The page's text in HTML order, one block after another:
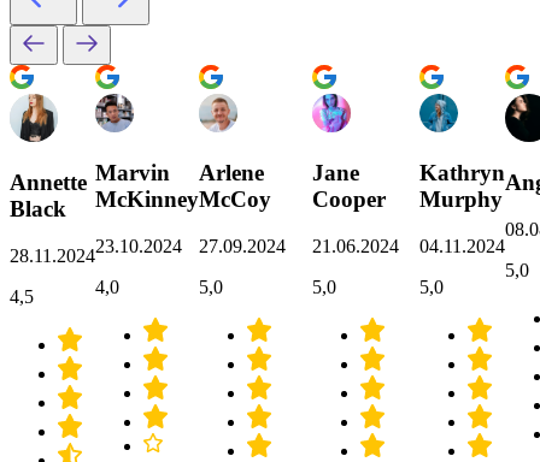
Annette
Black
28.11.2024
4,5
Marvin
McKinney
23.10.2024
4,0
Arlene
McCoy
27.09.2024
5,0
Jane
Cooper
21.06.2024
5,0
Kathryn
Murphy
04.11.2024
5,0
5,0